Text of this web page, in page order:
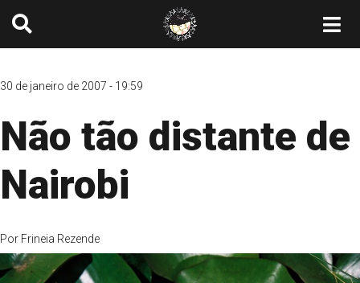
30 de janeiro de 2007 - 19:59
Não tão distante de
Nairobi
Por Frineia Rezende